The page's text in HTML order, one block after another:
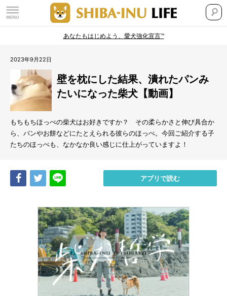
あなたもはじめよう、愛犬強化宣言™
2023年9月22日
壁を枕にした結果、潰れたパンみ
たいになった柴犬【動画】
もちもちほっぺの柴犬はお好きですか？ その柔らかさと伸び具合か
ら、パンやお餅などにたとえられる彼らのほっぺ。今回ご紹介する子
たちのほっぺも、なかなか良い感じに仕上がっていますよ！
Share Tweet アプリで読む